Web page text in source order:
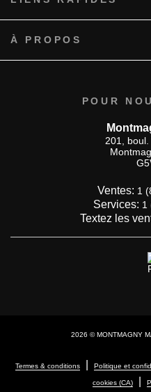
POUR
201, boul.
Ventes: 1
Services: 1
Textez les
À PROPOS
2026 © MONTMAGNY
Termes & conditions Politique et
cookies (CA)|